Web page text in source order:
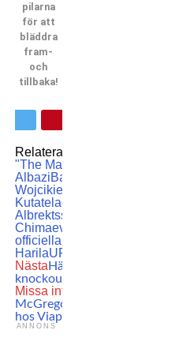
pilarna
för att
bläddra
fram-
och
tillbaka!
Relaterade ämnen:
"The Mauler" Gustafsson
AlbaziBartosz
Wojcikiewicz
Kutateladze
Albrektsson
Chimaev
officiella MMA-ranking
HarilaUFC
Nästa Här är årets bästa UFC-
knockouts
Missa inte
McGregors comeback blir PPV
hos Viaplay
ANNONS